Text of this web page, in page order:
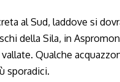
al Sud, laddove si
della Sila, in
Qualche
sporadici.